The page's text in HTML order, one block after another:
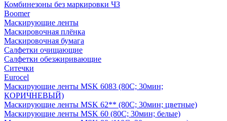
Комбинезоны без маркировки ЧЗ
Boomer
Маскирующие ленты
Маскировочная плёнка
Маскировочная бумага
Салфетки очищающие
Салфетки обезжиривающие
Ситечки
Euroсel
Маскирующие ленты MSK 6083 (80С; 30мин;
КОРИЧНЕВЫЙ)
Маскирующие ленты MSK 62** (80С; 30мин; цветные)
Маскирующие ленты MSK 60 (80С; 30мин; белые)